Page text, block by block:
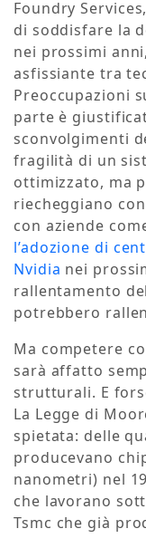
Foundry
di soddisfare la
nei prossimi
asfissiante tra
Preoccupazioni
parte è
sconvolgimenti
fragilità di un
ottimizzato, ma
riecheggiano
con aziende
l’adozione di
Nvidia nei
rallentamento
potrebbero
Ma competere
sarà affatto
strutturali. E
La Legge di
spietata: delle
producevano
nanometri) nel
che lavorano
Tsmc che già